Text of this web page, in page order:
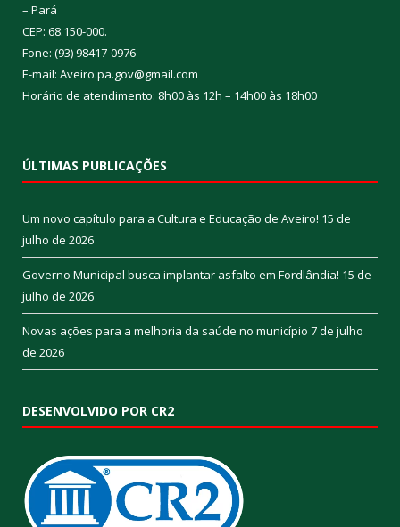
– Pará
CEP: 68.150-000.
Fone: (93) 98417-0976
E-mail: Aveiro.pa.gov@gmail.com
Horário de atendimento: 8h00 às 12h – 14h00 às 18h00
ÚLTIMAS PUBLICAÇÕES
Um novo capítulo para a Cultura e Educação de Aveiro! 15 de
julho de 2026
Governo Municipal busca implantar asfalto em Fordlândia! 15 de
julho de 2026
Novas ações para a melhoria da saúde no município 7 de julho
de 2026
DESENVOLVIDO POR CR2